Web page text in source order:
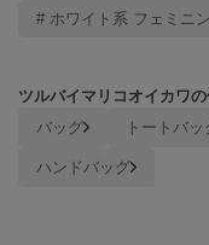
miies miim
ミーエスミーム
ミラオーウェン
モワージュ
# ホワイト系 フェミニン
ツルバイマリコオイカワ
バッグ トートバッ
ハンドバッグ